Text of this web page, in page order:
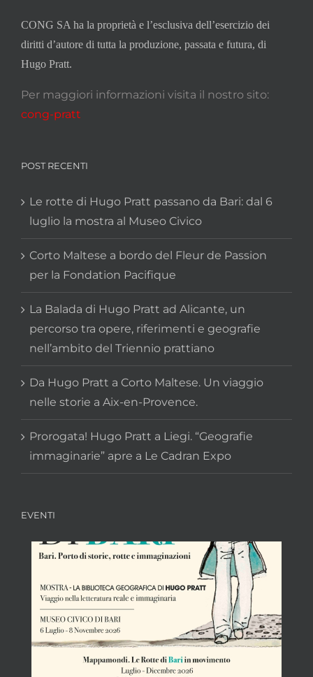
CONG SA ha la proprietà e l’esclusiva dell’esercizio dei
diritti d’autore di tutta la produzione, passata e futura, di
Hugo Pratt.
Per maggiori informazioni visita il nostro sito:
cong-pratt
POST RECENTI
Le rotte di Hugo Pratt passano da Bari: dal 6
luglio la mostra al Museo Civico
Corto Maltese a bordo del Fleur de Passion
per la Fondation Pacifique
La Balada di Hugo Pratt ad Alicante, un
percorso tra opere, riferimenti e geografie
nell’ambito del Triennio prattiano
Da Hugo Pratt a Corto Maltese. Un viaggio
nelle storie a Aix-en-Provence.
Prorogata! Hugo Pratt a Liegi. “Geografie
immaginarie” apre a Le Cadran Expo
EVENTI